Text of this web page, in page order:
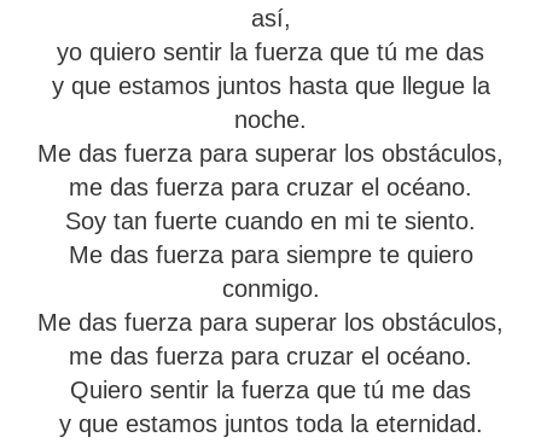
así,
yo quiero sentir la fuerza que tú me das
y que estamos juntos hasta que llegue la
noche.
Me das fuerza para superar los obstáculos,
me das fuerza para cruzar el océano.
Soy tan fuerte cuando en mi te siento.
Me das fuerza para siempre te quiero
conmigo.
Me das fuerza para superar los obstáculos,
me das fuerza para cruzar el océano.
Quiero sentir la fuerza que tú me das
y que estamos juntos toda la eternidad.